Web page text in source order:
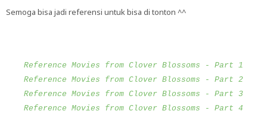
Semoga bisa jadi referensi untuk bisa di tonton ^^
Reference Movies from Clover Blossoms - Part 1
Reference Movies from Clover Blossoms - Part 2
Reference Movies from Clover Blossoms - Part 3
Reference Movies from Clover Blossoms - Part 4